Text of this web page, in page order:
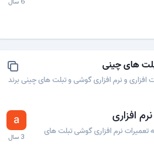
های چینی
و نرم افزاری گوشی و تبلت های چینی برند
افزاری
نرم افزاری گوشی تبلت های